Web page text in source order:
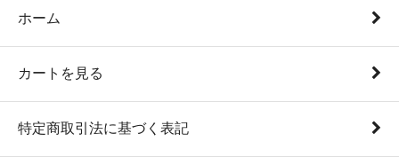
ホーム
カートを見る
特定商取引法に基づく表記